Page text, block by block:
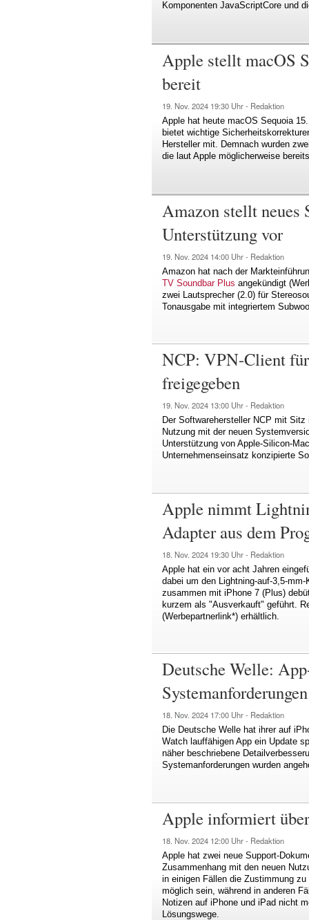
Komponenten JavaScriptCore und
Apple stellt macOS
bereit
19. Nov. 2024 19:30 Uhr - Redaktion
Apple hat heute macOS Sequoia
bietet wichtige
Hersteller mit. Demnach wurden
die laut Apple möglicherweise
Amazon stellt
Unterstützung vor
19. Nov. 2024 14:00 Uhr - Redaktion
Amazon hat nach der
TV Soundbar Plus angekündigt
zwei Lautsprecher (2.0) für
Tonausgabe mit integriertem
NCP: VPN-Client
freigegeben
19. Nov. 2024 13:00 Uhr - Redaktion
Der Softwarehersteller NCP mit
Nutzung mit der neuen
Unterstützung von Apple-Silicon-
Unternehmenseinsatz konzipierte
Apple nimmt
Adapter aus dem
18. Nov. 2024 19:30 Uhr - Redaktion
Apple hat ein vor acht Jahren
dabei um den Lightning-auf-
zusammen mit iPhone 7 (Plus)
kurzem als "Ausverkauft" geführt.
(Werbepartnerlink*) erhältlich.
Deutsche Welle:
Systemanforderungen
18. Nov. 2024 17:00 Uhr - Redaktion
Die Deutsche Welle hat ihrer auf
Watch lauffähigen App ein Update
näher beschriebene
Systemanforderungen wurden
Apple informiert
18. Nov. 2024 12:00 Uhr - Redaktion
Apple hat zwei neue Support-
Zusammenhang mit den neuen
in einigen Fällen die Zustimmung
möglich sein, während in anderen
Notizen auf iPhone und iPad nicht
Lösungswege.